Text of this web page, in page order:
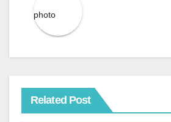
Related Post